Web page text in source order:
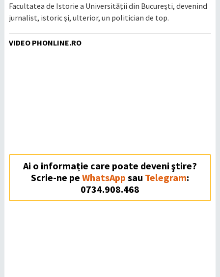
Facultatea de Istorie a Universității din București, devenind
jurnalist, istoric și, ulterior, un politician de top.
VIDEO PHONLINE.RO
Ai o informație care poate deveni ştire?
Scrie-ne pe WhatsApp sau Telegram:
0734.908.468